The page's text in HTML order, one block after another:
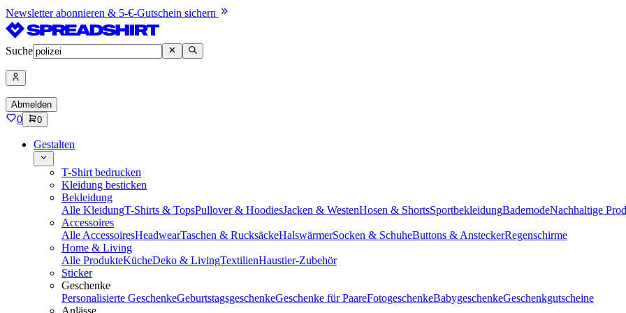
Newsletter abonnieren & 5-€-Gutschein sichern
Suche
Abmelden
0 0
Gestalten
T-Shirt bedrucken
Kleidung besticken
Bekleidung
Alle KleidungT-Shirts & TopsPullover & HoodiesJacken & WestenHosen & ShortsSportbekleidungBademodeNachhaltige
Accessoires
Alle AccessoiresHeadwearTaschen & RucksäckeHalswärmerSocken & SchuheButtons & AnsteckerRegenschirme
Home & Living
Alle ProdukteKücheDeko & LivingTextilienHaustier-Zubehör
Sticker
Geschenke
Personalisierte GeschenkeGeburtstagsgeschenkeGeschenke für PaareFotogeschenkeBabygeschenkeGeschenkgutscheine